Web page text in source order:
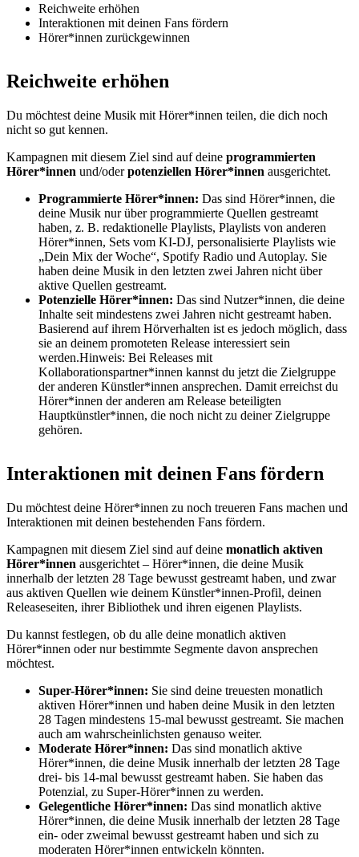
Reichweite erhöhen
Interaktionen mit deinen Fans fördern
Hörer*innen zurückgewinnen
Reichweite erhöhen
Du möchtest deine Musik mit Hörer*innen teilen, die dich noch
nicht so gut kennen.
Kampagnen mit diesem Ziel sind auf deine programmierten
Hörer*innen und/oderpotenziellen Hörer*innen ausgerichtet.
Programmierte Hörer*innen: Das sind Hörer*innen, die
deine Musik nur über programmierte Quellen gestreamt
haben, z. B. redaktionelle Playlists, Playlists von anderen
Hörer*innen, Sets vom KI-DJ, personalisierte Playlists wie
„Dein Mix der Woche“, Spotify Radio und Autoplay. Sie
haben deine Musik in den letzten zwei Jahren nicht über
aktive Quellen gestreamt.
Potenzielle Hörer*innen: Das sind Nutzer*innen, die deine
Inhalte seit mindestens zwei Jahren nicht gestreamt haben.
Basierend auf ihrem Hörverhalten ist es jedoch möglich, dass
sie an deinem promoteten Release interessiert sein
werden.Hinweis: Bei Releases mit
Kollaborationspartner*innen kannst du jetzt die Zielgruppe
der anderen Künstler*innen ansprechen. Damit erreichst du
Hörer*innen der anderen am Release beteiligten
Hauptkünstler*innen, die noch nicht zu deiner Zielgruppe
gehören.
Interaktionen mit deinen Fans fördern
Du möchtest deine Hörer*innen zu noch treueren Fans machen und
Interaktionen mit deinen bestehenden Fans fördern.
Kampagnen mit diesem Ziel sind auf deine monatlich aktiven
Hörer*innen ausgerichtet – Hörer*innen, die deine Musik
innerhalb der letzten 28 Tage bewusst gestreamt haben, und zwar
aus aktiven Quellen wie deinem Künstler*innen-Profil, deinen
Releaseseiten, ihrer Bibliothek und ihren eigenen Playlists.
Du kannst festlegen, ob du alle deine monatlich aktiven
Hörer*innen oder nur bestimmte Segmente davon ansprechen
möchtest.
Super-Hörer*innen: Sie sind deine treuesten monatlich
aktiven Hörer*innen und haben deine Musik in den letzten
28 Tagen mindestens 15-mal bewusst gestreamt. Sie machen
auch am wahrscheinlichsten genauso weiter.
Moderate Hörer*innen: Das sind monatlich aktive
Hörer*innen, die deine Musik innerhalb der letzten 28 Tage
drei- bis 14-mal bewusst gestreamt haben. Sie haben das
Potenzial, zu Super-Hörer*innen zu werden.
Gelegentliche Hörer*innen: Das sind monatlich aktive
Hörer*innen, die deine Musik innerhalb der letzten 28 Tage
ein- oder zweimal bewusst gestreamt haben und sich zu
moderaten Hörer*innen entwickeln könnten.